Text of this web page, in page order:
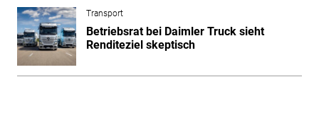
Transport
Betriebsrat bei Daimler Truck sieht
Renditeziel skeptisch